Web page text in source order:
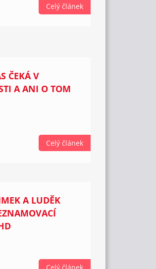
Celý článek
ČEKÁ V
A ANI O TOM
Celý článek
A LUDĚK